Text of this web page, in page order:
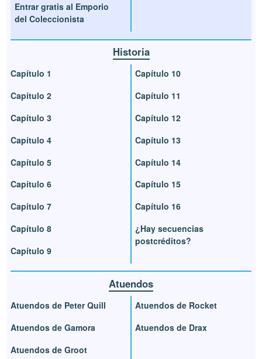
Entrar gratis al Emporio
del Coleccionista
Historia
Capítulo 1
Capítulo 2
Capítulo 3
Capítulo 4
Capítulo 5
Capítulo 6
Capítulo 7
Capítulo 8
Capítulo 9
Capítulo 10
Capítulo 11
Capítulo 12
Capítulo 13
Capítulo 14
Capítulo 15
Capítulo 16
¿Hay secuencias
postcréditos?
Atuendos
Atuendos de Peter Quill
Atuendos de Gamora
Atuendos de Groot
Atuendos de Rocket
Atuendos de Drax